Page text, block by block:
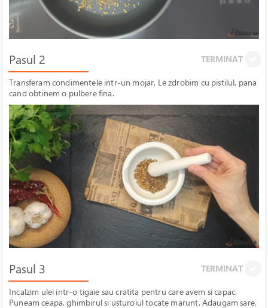
Pasul 2 TERMINAT
Transferam condimentele intr-un mojar. Le zdrobim cu pistilul, pana
cand obtinem o pulbere fina.
Pasul 3 TERMINAT
Incalzim ulei intr-o tigaie sau cratita pentru care avem si capac.
Puneam ceapa, ghimbirul si usturoiul tocate marunt. Adaugam sare.